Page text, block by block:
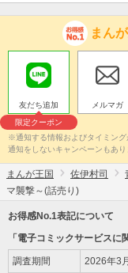
まん
友だち追加
限定クーポン
メルマガ
※通知する情報およびタイミン
通知をしないキャンペーンもあり
まんが王国 佐伊村司
マ襲撃～(話売り)
お得感No.1表記について
「電子コミックサービスに
調査期間 2026年3